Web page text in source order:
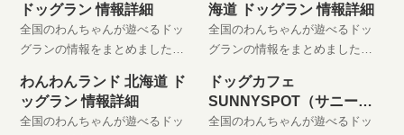
ドッグラン 情報詳細
全国のわんちゃんが遊べるドッ
グランの情報をまとめました。
ごしください。 是非、お気に入
りに登録してください。
海道 ドッグラン 情報詳細
全国のわんちゃんが遊べるドッ
グランの情報をまとめました。
ごしください。 是非、お気に入
りに登録してください。
わんわんランド 北海道 ド
ッグラン 情報詳細
全国のわんちゃんが遊べるドッ
ドッグカフェ
SUNNYSPOT（サニース
ポット） 北海道 ドッグラ
全国のわんちゃんが遊べるドッ